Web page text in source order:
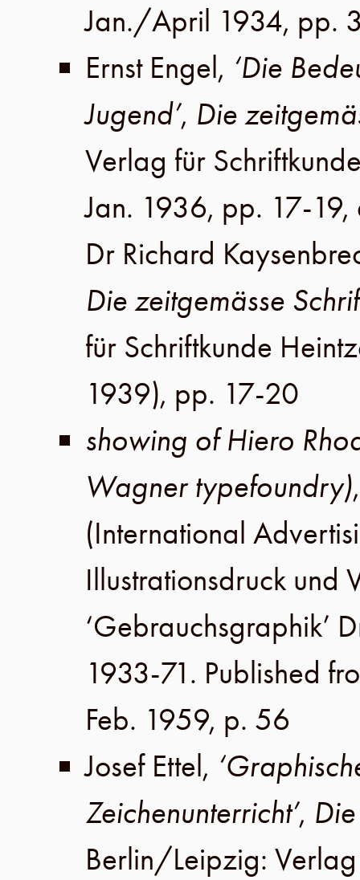
Jan./April 1934, pp.
Ernst Engel, ‘Die
Jugend’, Die
Verlag für
Jan. 1936, pp. 17-19,
Dr Richard
Die zeitgemässe
für Schriftkunde
1939), pp. 17-20
showing of Hiero
Wagner typefoundry)
(International
Illustrationsdruck und
‘Gebrauchsgraphik’
1933-71. Published
Feb. 1959, p. 56
Josef Ettel,
Zeichenunterricht’,
Berlin/Leipzig: